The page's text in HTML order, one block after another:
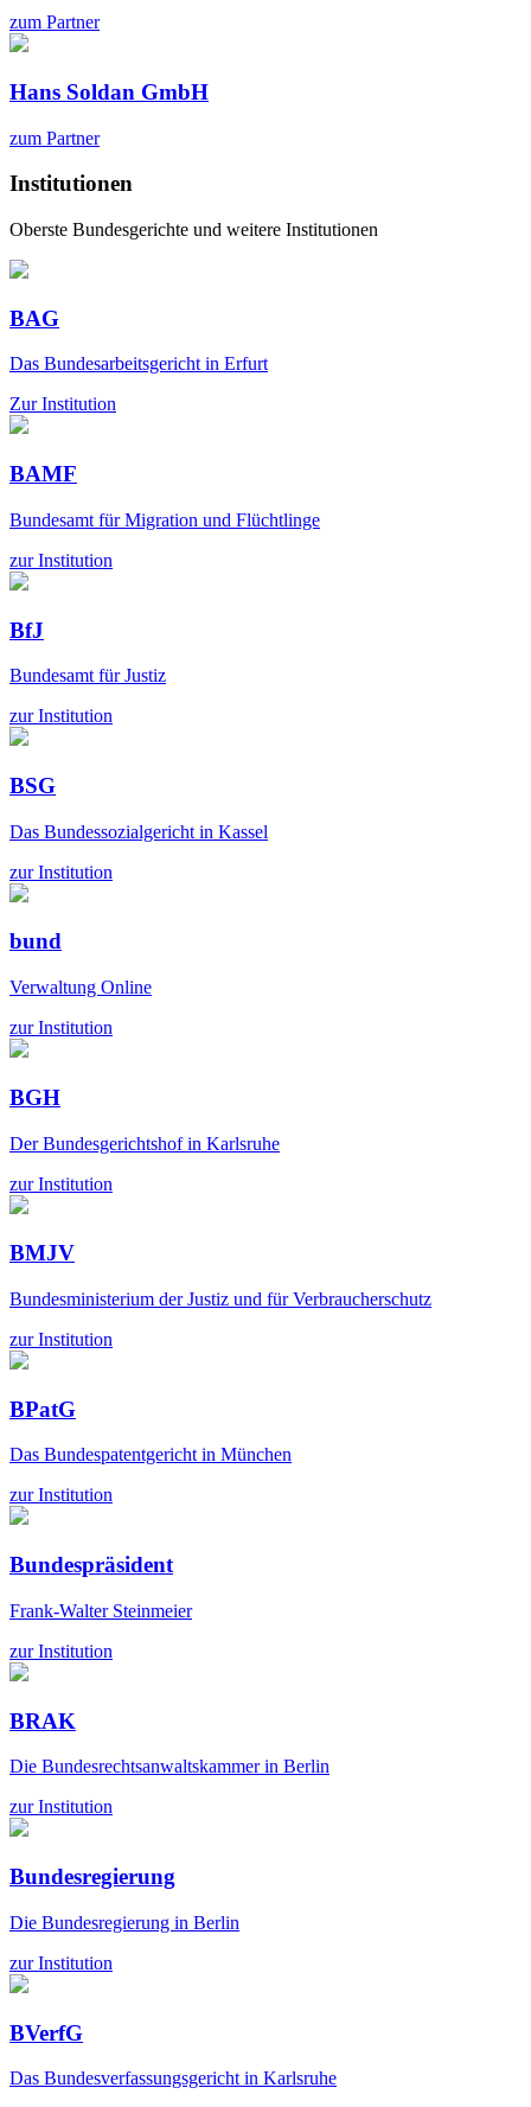
zum Partner
Hans Soldan GmbH
zum Partner
Institutionen
Oberste Bundesgerichte und weitere Institutionen
BAG
Das Bundesarbeitsgericht in Erfurt
Zur Institution
BAMF
Bundesamt für Migration und Flüchtlinge
zur Institution
BfJ
Bundesamt für Justiz
zur Institution
BSG
Das Bundessozialgericht in Kassel
zur Institution
bund
Verwaltung Online
zur Institution
BGH
Der Bundesgerichtshof in Karlsruhe
zur Institution
BMJV
Bundesministerium der Justiz und für Verbraucherschutz
zur Institution
BPatG
Das Bundespatentgericht in München
zur Institution
Bundespräsident
Frank-Walter Steinmeier
zur Institution
BRAK
Die Bundesrechtsanwaltskammer in Berlin
zur Institution
Bundesregierung
Die Bundesregierung in Berlin
zur Institution
BVerfG
Das Bundesverfassungsgericht in Karlsruhe